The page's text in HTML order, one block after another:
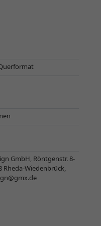
GmbH, Röntgenstr. 8-
Rheda-Wiedenbrück,